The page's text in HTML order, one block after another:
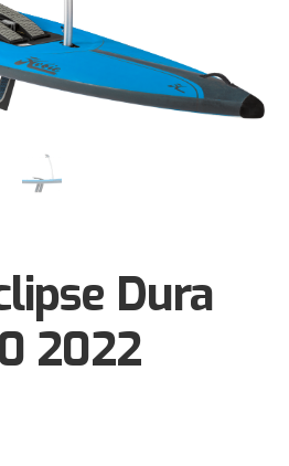
Dura
2022